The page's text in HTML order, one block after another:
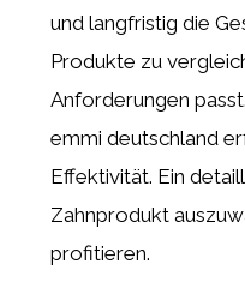
und langfristig die
Produkte zu
Anforderungen
emmi deutschland
Effektivität. Ein
Zahnprodukt
profitieren.